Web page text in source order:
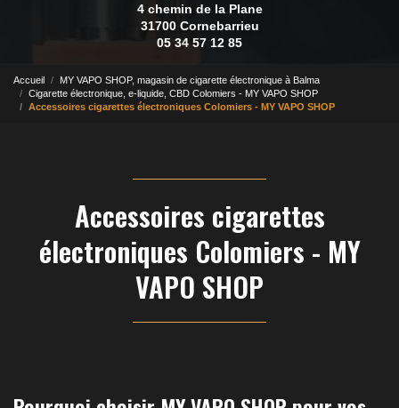
4 chemin de la Plane
31700 Cornebarrieu
05 34 57 12 85
Accueil
MY VAPO SHOP, magasin de cigarette électronique à Balma
Cigarette électronique, e-liquide, CBD Colomiers - MY VAPO SHOP
Accessoires cigarettes électroniques Colomiers - MY VAPO SHOP
Accessoires cigarettes
électroniques Colomiers - MY
VAPO SHOP